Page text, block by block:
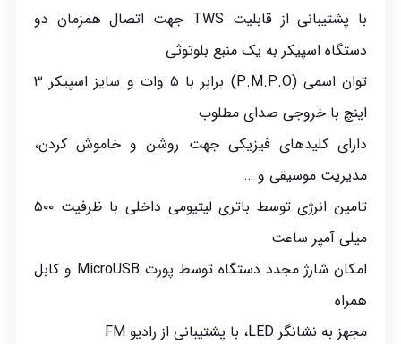
با پشتیبانی از قابلیت TWS جهت اتصال همزمان دو
دستگاه اسپیکر به یک منبع بلوتوثی
توان اسمی (P.M.P.O) برابر با ۵ وات و سایز اسپیکر ۳
اینچ با خروجی صدای مطلوب
دارای کلیدهای فیزیکی جهت روشن و خاموش کردن،
مدیریت موسیقی و …
تامین انرژی توسط باتری لیتیومی داخلی با ظرفیت ۵۰۰
میلی آمپر ساعت
امکان شارژ مجدد دستگاه توسط پورت MicroUSB و کابل
همراه
مجهز به نشانگر LED، با پشتیبانی از رادیو FM